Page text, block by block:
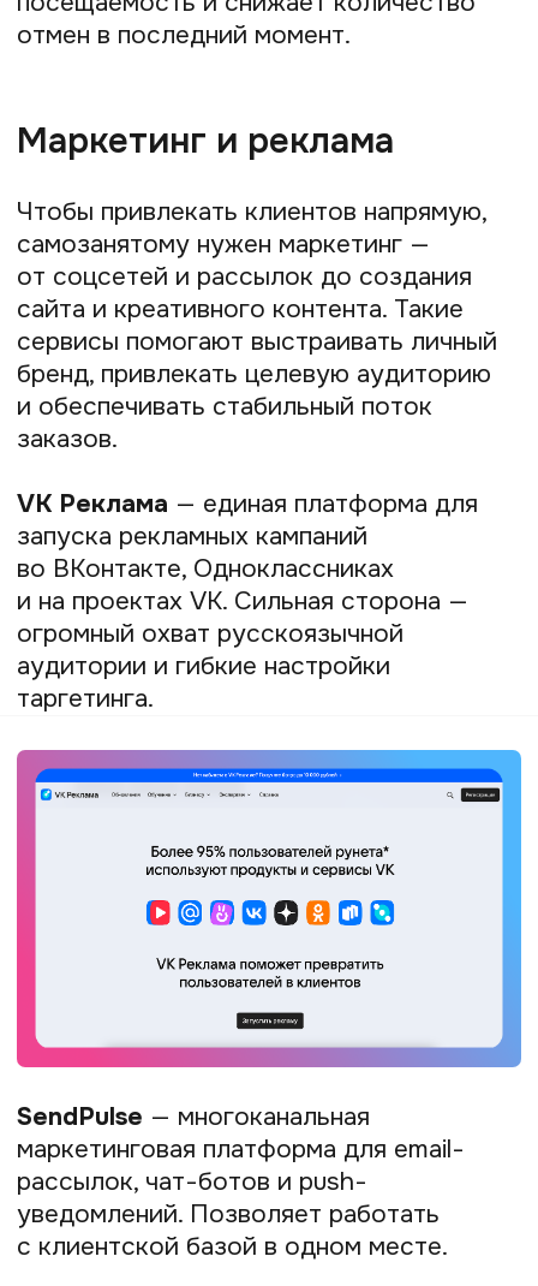
сервисы
профессии и задачи. Они позволяют
быстрее находить заказы в своей нише,
профессиональную репутацию.
Сервисы для фрилансеров
заказчиков и подрядчиков на биржах
фриланса и в профильных сообществах.
Крупнейшие площадки в России для
копирайтеров, маркетологов — FL.ru
Такая биржа — это целая экосистема
со своими правилами, рейтингами
и инструментами для безопасной
работы. Разобрали, какие из них больше
подойдут программистам и дизайнерам,
а какие — маркетологам и SMM-
Сервисы для водителей
и курьеров
Для водителей такси и курьеров
основной сервис — это агрегатор
заказов, например, Яндекс Про. Эта
платформа самозанятых полностью
организует их работу: предоставляет
заказы, рассчитывает маршруты,
принимает оплату и перечисляет доход.